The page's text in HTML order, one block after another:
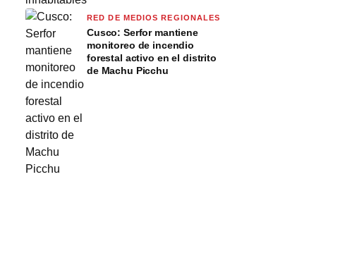
RED DE MEDIOS REGIONALES
Cusco: Serfor mantiene
monitoreo de incendio
forestal activo en el distrito
de Machu Picchu